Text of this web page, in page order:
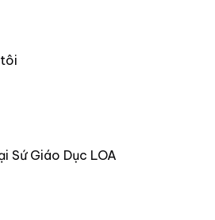
Sứ Giáo Dục LOA